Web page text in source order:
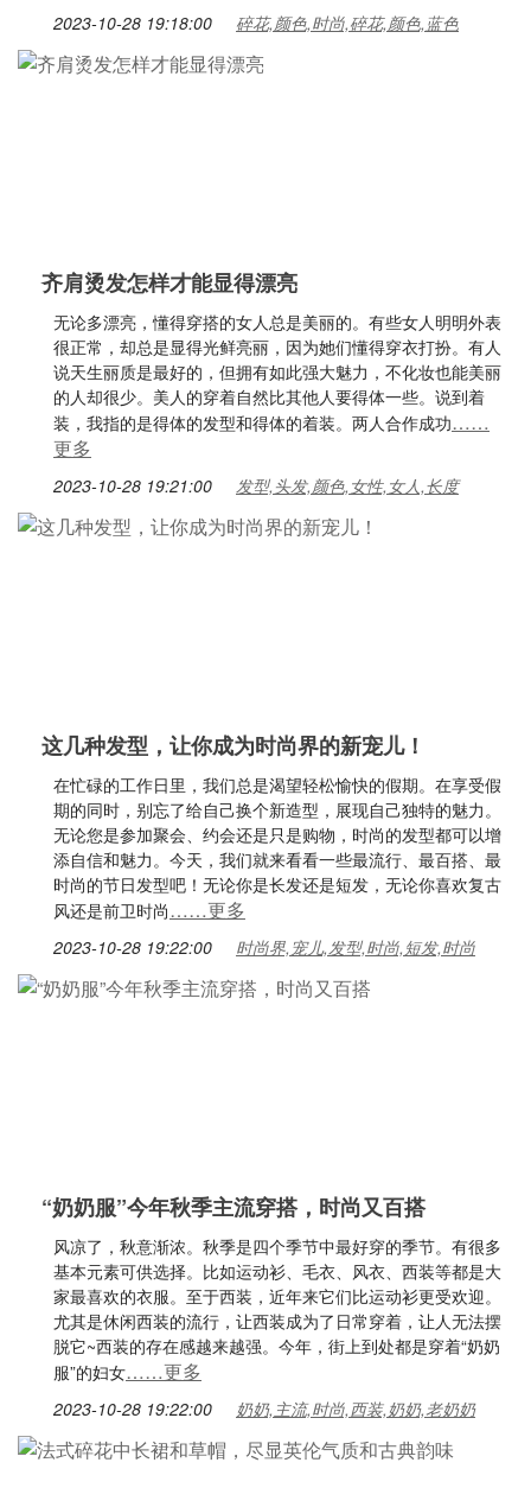
2023-10-28 19:18:00 碎花,颜色,时尚,碎花,颜色,蓝色
齐肩烫发怎样才能显得漂亮
无论多漂亮，懂得穿搭的女人总是美丽的。有些女人明明外表
很正常，却总是显得光鲜亮丽，因为她们懂得穿衣打扮。有人
说天生丽质是最好的，但拥有如此强大魅力，不化妆也能美丽
的人却很少。美人的穿着自然比其他人要得体一些。说到着
装，我指的是得体的发型和得体的着装。两人合作成功……
更多
2023-10-28 19:21:00 发型,头发,颜色,女性,女人,长度
这几种发型，让你成为时尚界的新宠儿！
在忙碌的工作日里，我们总是渴望轻松愉快的假期。在享受假
期的同时，别忘了给自己换个新造型，展现自己独特的魅力。
无论您是参加聚会、约会还是只是购物，时尚的发型都可以增
添自信和魅力。今天，我们就来看看一些最流行、最百搭、最
时尚的节日发型吧！无论你是长发还是短发，无论你喜欢复古
风还是前卫时尚……更多
2023-10-28 19:22:00 时尚界,宠儿,发型,时尚,短发,时尚
“奶奶服”今年秋季主流穿搭，时尚又百搭
风凉了，秋意渐浓。秋季是四个季节中最好穿的季节。有很多
基本元素可供选择。比如运动衫、毛衣、风衣、西装等都是大
家最喜欢的衣服。至于西装，近年来它们比运动衫更受欢迎。
尤其是休闲西装的流行，让西装成为了日常穿着，让人无法摆
脱它~西装的存在感越来越强。今年，街上到处都是穿着“奶奶
服”的妇女……更多
2023-10-28 19:22:00 奶奶,主流,时尚,西装,奶奶,老奶奶